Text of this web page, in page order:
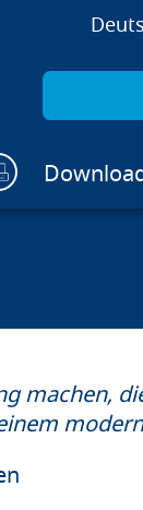
machen,